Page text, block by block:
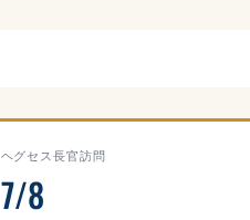
ヘグセス長官訪問
7/8